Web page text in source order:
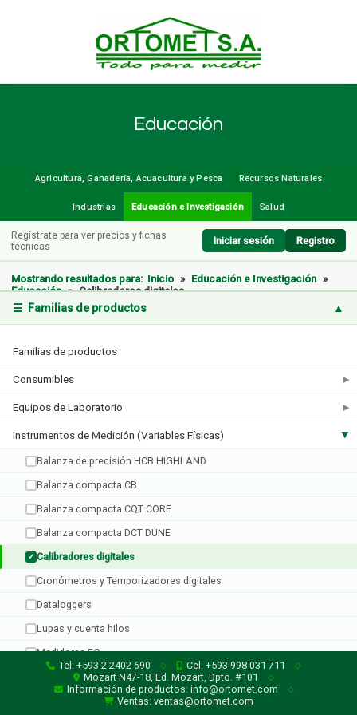
Educación
Agricultura, Ganadería, Acuacultura y Pesca Recursos Naturales
Industrias Educación e Investigación Salud
Regístrate para ver precios y fichas
técnicas
Iniciar sesión Registro
☰ Familias de productos ▲
Familias de productos
Consumibles ▶
Equipos de Laboratorio ▶
Instrumentos de Medición (Variables Físicas) ▶
Balanza de precisión HCB HIGHLAND
Balanza compacta CB
Balanza compacta CQT CORE
Balanza compacta DCT DUNE
✓ Calibradores digitales
Cronómetros y Temporizadores digitales
Dataloggers
Lupas y cuenta hilos
Medidores EC
Micrómetros digitales
Penetrómetro para frutas
Mostrando resultados para: Inicio » Educación e Investigación »
Educación » Calibradores digitales
1 producto
Tel: +593 2 2402 690 ◇ Cel: +593 998 031 711 ◇
Mozart N47-18, Ed. Mozart, Dpto. #101 ◇
Información de productos: info@ortomet.com ◇
Ventas: ventas@ortomet.com